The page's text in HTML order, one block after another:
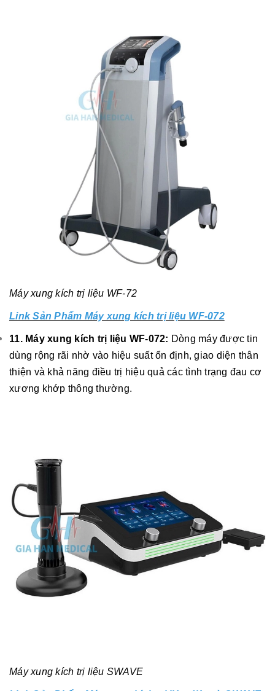
Máy xung kích trị liệu WF-72
Link Sản Phẩm Máy xung kích trị liệu WF-072
11. Máy xung kích trị liệu WF-072: Dòng máy được tin
dùng rộng rãi nhờ vào hiệu suất ổn định, giao diện thân
thiện và khả năng điều trị hiệu quả các tình trạng đau cơ
xương khớp thông thường.
Máy xung kích trị liệu SWAVE